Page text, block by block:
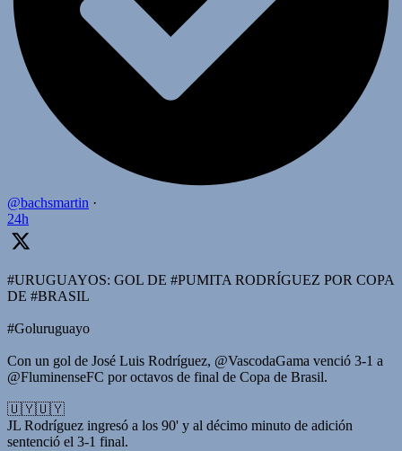
@bachsmartin ·
24h
#URUGUAYOS: GOL DE #PUMITA RODRÍGUEZ POR COPA
DE #BRASIL
#Goluruguayo
Con un gol de José Luis Rodríguez, @VascodaGama venció 3-1 a
@FluminenseFC por octavos de final de Copa de Brasil.
🇺🇾🇺🇾
JL Rodríguez ingresó a los 90' y al décimo minuto de adición
sentenció el 3-1 final.